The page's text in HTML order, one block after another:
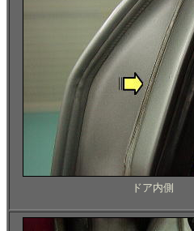
ドア内側